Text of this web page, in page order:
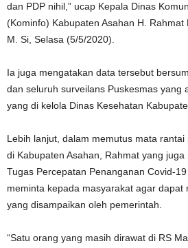
dan PDP nihil,” ucap Kepala Dinas
(Kominfo) Kabupaten Asahan H. Rahmat
M. Si, Selasa (5/5/2020).
Ia juga mengatakan data tersebut
dan seluruh surveilans Puskesmas yang
yang di kelola Dinas Kesehatan
Lebih lanjut, dalam memutus mata
di Kabupaten Asahan, Rahmat yang
Tugas Percepatan Penanganan Covid-
meminta kepada masyarakat agar dapat
yang disampaikan oleh pemerintah.
“Satu orang yang masih dirawat di RS